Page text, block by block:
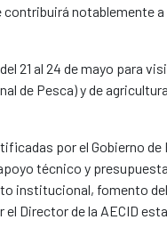
notablemente a
21 al 24 de mayo para
de Pesca) y de
por el Gobierno
técnico y
institucional, fomento
Director de la AECID